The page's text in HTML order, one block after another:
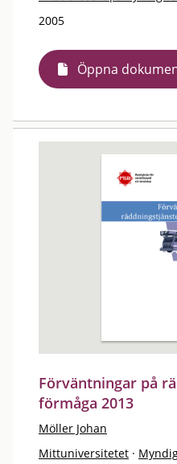
2005
Öppna
Förväntningar på
förmåga 2013
Möller Johan
Mittuniversitetet ·